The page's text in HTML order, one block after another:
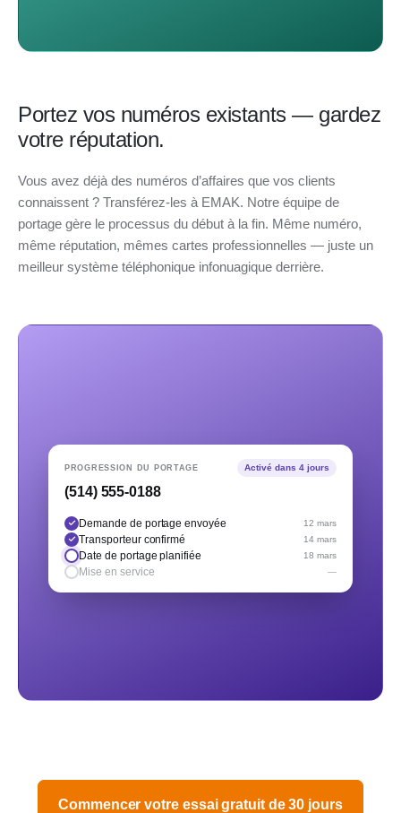
Portez vos numéros existants — gardez
votre réputation.
Vous avez déjà des numéros d’affaires que vos clients
connaissent ? Transférez-les à EMAK. Notre équipe de
portage gère le processus du début à la fin. Même numéro,
même réputation, mêmes cartes professionnelles — juste un
meilleur système téléphonique infonuagique derrière.
PROGRESSION DU PORTAGE Activé dans 4 jours
(514) 555-0188
Demande de portage envoyée 12 mars
Transporteur confirmé 14 mars
Date de portage planifiée 18 mars
Mise en service —
Commencer votre essai gratuit de 30 jours